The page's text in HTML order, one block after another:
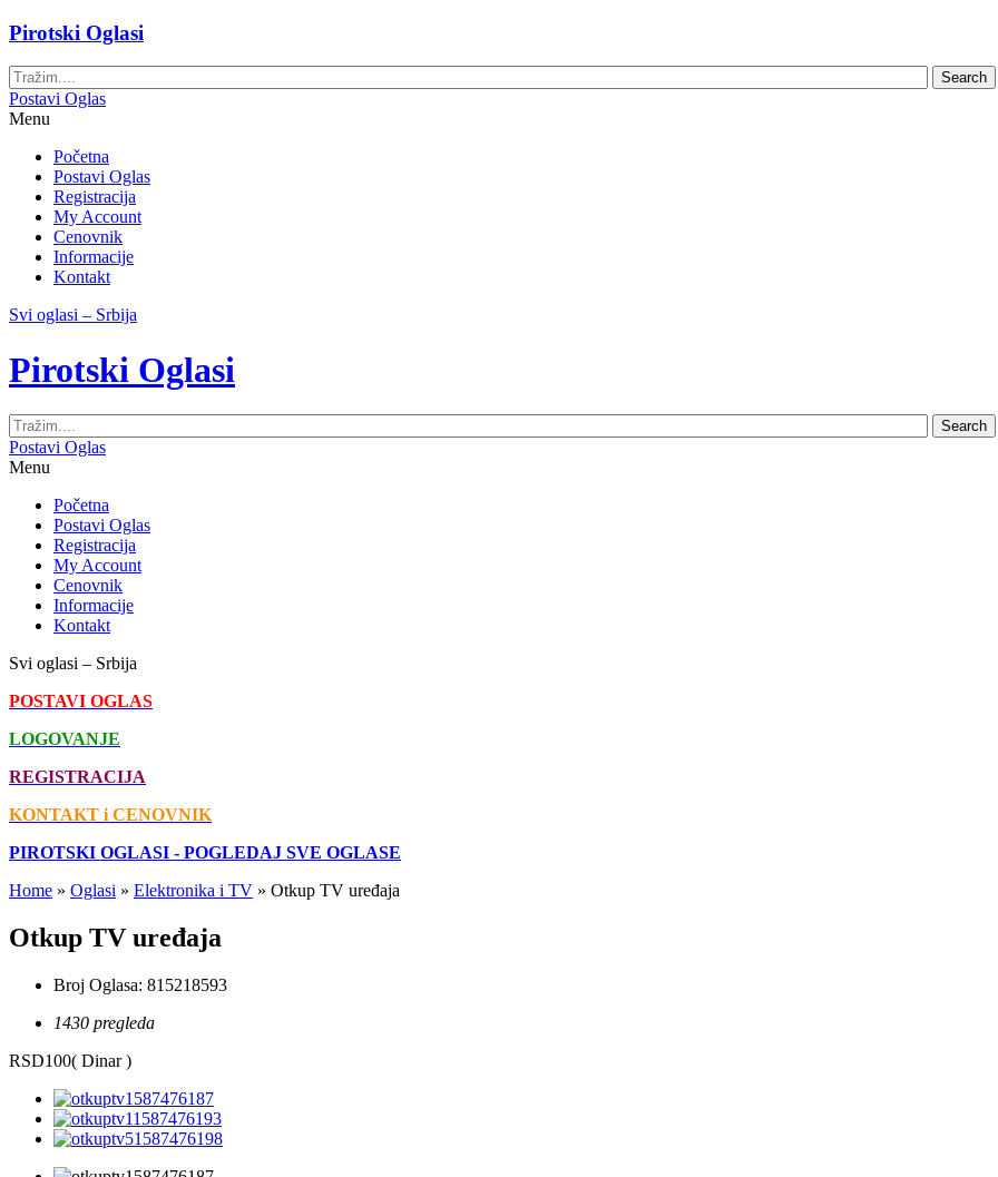
Pirotski Oglasi
Postavi Oglas
Menu
Početna
Postavi Oglas
Registracija
My Account
Cenovnik
Informacije
Kontakt
Svi oglasi – Srbija
Pirotski Oglasi
Postavi Oglas
Menu
Početna
Postavi Oglas
Registracija
My Account
Cenovnik
Informacije
Kontakt
Svi oglasi – Srbija
POSTAVI OGLAS
LOGOVANJE
REGISTRACIJA
KONTAKT i CENOVNIK
PIROTSKI OGLASI - POGLEDAJ SVE OGLASE
Home » Oglasi » Elektronika i TV » Otkup TV uređaja
Otkup TV uređaja
Broj Oglasa: 815218593
1430 pregleda
RSD100( Dinar )